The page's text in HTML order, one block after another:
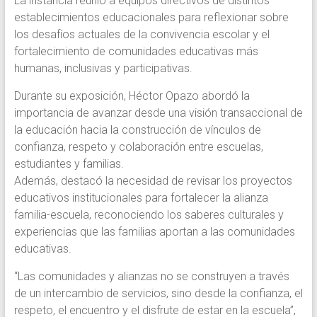
establecimientos educacionales para reflexionar sobre
los desafíos actuales de la convivencia escolar y el
fortalecimiento de comunidades educativas más
humanas, inclusivas y participativas.
Durante su exposición, Héctor Opazo abordó la
importancia de avanzar desde una visión transaccional de
la educación hacia la construcción de vínculos de
confianza, respeto y colaboración entre escuelas,
estudiantes y familias.
Además, destacó la necesidad de revisar los proyectos
educativos institucionales para fortalecer la alianza
familia-escuela, reconociendo los saberes culturales y
experiencias que las familias aportan a las comunidades
educativas.
“Las comunidades y alianzas no se construyen a través
de un intercambio de servicios, sino desde la confianza, el
respeto, el encuentro y el disfrute de estar en la escuela”,